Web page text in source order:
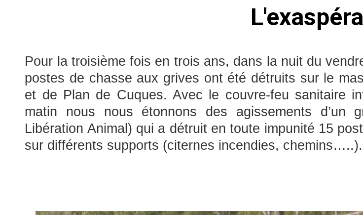
Pour la troisième fois en trois ans, dans la nuit du
postes de chasse aux grives ont été détruits sur le
et de Plan de Cuques. Avec le couvre-feu sanitaire
matin nous nous étonnons des agissements d’un
Libération Animal) qui a détruit en toute impunité 15
sur différents supports (citernes incendies, chemins…..).